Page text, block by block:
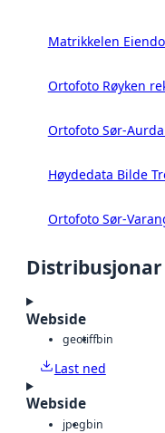
Matrikkelen
Ortofoto Røyken
Ortofoto Sør-
Høydedata Bilde
Ortofoto Sør-
Distribusjonar
Webside
geotiffbin
Last ned
Webside
jpegbin